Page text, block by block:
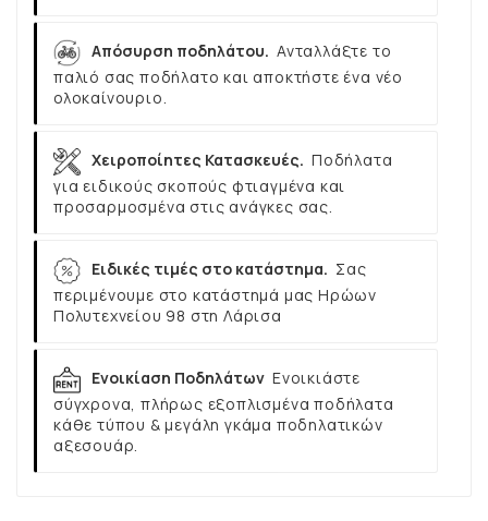
Απόσυρση ποδηλάτου. Ανταλλάξτε το
παλιό σας ποδήλατο και αποκτήστε ένα νέο
ολοκαίνουριο.
Χειροποίητες Κατασκευές. Ποδήλατα
για ειδικούς σκοπούς φτιαγμένα και
προσαρμοσμένα στις ανάγκες σας.
Ειδικές τιμές στο κατάστημα. Σας
περιμένουμε στο κατάστημά μας Ηρώων
Πολυτεχνείου 98 στη Λάρισα
Ενοικίαση Ποδηλάτων Ενοικιάστε
σύγχρονα, πλήρως εξοπλισμένα ποδήλατα
κάθε τύπου & μεγάλη γκάμα ποδηλατικών
αξεσουάρ.